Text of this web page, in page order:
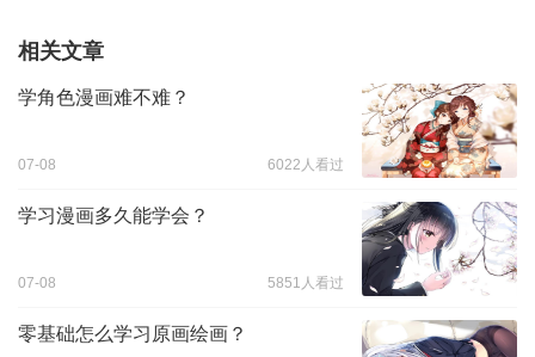
相关文章
学角色漫画难不难？
07-08 6022人看过
学习漫画多久能学会？
07-08 5851人看过
零基础怎么学习原画绘画？